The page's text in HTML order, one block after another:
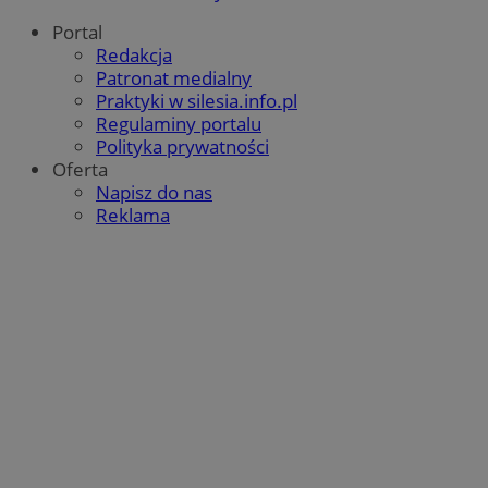
Portal
Redakcja
Patronat medialny
Praktyki w silesia.info.pl
Regulaminy portalu
Polityka prywatności
Oferta
Napisz do nas
Reklama